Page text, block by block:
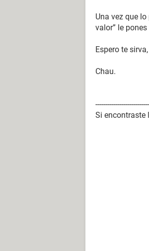
Una vez que
valor” le
Espero te
Chau.
Si encontraste